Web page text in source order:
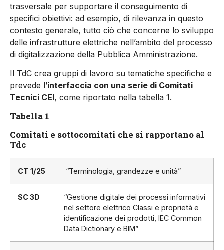
trasversale per supportare il conseguimento di
specifici obiettivi: ad esempio, di rilevanza in questo
contesto generale, tutto ciò che concerne lo sviluppo
delle infrastrutture elettriche nell’ambito del processo
di digitalizzazione della Pubblica Amministrazione.
Il TdC crea gruppi di lavoro su tematiche specifiche e
prevede l’interfaccia con una serie di Comitati
Tecnici CEI, come riportato nella tabella 1.
Tabella 1
Comitati e sottocomitati che si rapportano al
Tdc
CT 1/25 “Terminologia, grandezze e unità”
SC 3D
“Gestione digitale dei processi informativi
nel settore elettrico Classi e proprietà e
identificazione dei prodotti, IEC Common
Data Dictionary e BIM”